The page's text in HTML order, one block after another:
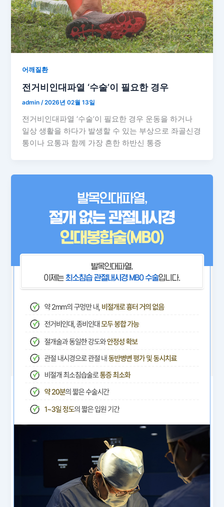
어깨질환
전거비인대파열 ‘수술’이 필요한 경우
admin/2026년 02월 13일
전거비인대파열 ‘수술’이 필요한 경우 운동을 하거나
일상 생활을 하다가 발생할 수 있는 부상으로 좌골신경
통이나 요통과 함께 가장 흔한 하반신 통증